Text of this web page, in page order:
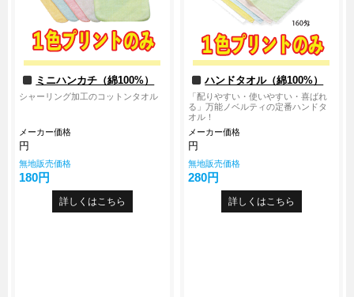
簡単お見積り
ミニハンカチ（綿100%）
シャーリング加工のコットンタオル
メーカー価格
円
無地販売価格
180円
詳しくはこちら
ハンドタオル（綿100%）
「配りやすい・使いやすい・喜ばれ
る」万能ノベルティの定番ハンドタ
オル！
メーカー価格
円
無地販売価格
280円
詳しくはこちら